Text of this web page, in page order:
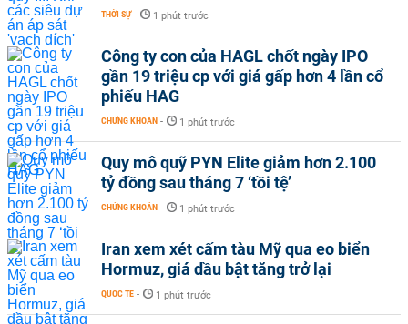
THỜI SỰ - 1 phút trước
Công ty con của HAGL chốt ngày IPO
gần 19 triệu cp với giá gấp hơn 4 lần cổ
phiếu HAG
CHỨNG KHOÁN - 1 phút trước
Quy mô quỹ PYN Elite giảm hơn 2.100
tỷ đồng sau tháng 7 ‘tồi tệ’
CHỨNG KHOÁN - 1 phút trước
Iran xem xét cấm tàu Mỹ qua eo biển
Hormuz, giá dầu bật tăng trở lại
QUỐC TẾ - 1 phút trước